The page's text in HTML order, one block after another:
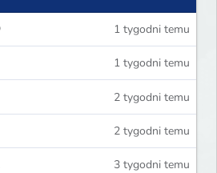
1 tygodni temu
1 tygodni temu
2 tygodni temu
2 tygodni temu
3 tygodni temu